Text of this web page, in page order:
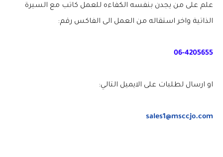
علم على من يجدن بنفسه الكفاءه للعمل كاتب مع السيرة
الذاتية واخر استقاله من العمل الى الفاكس رقم:
06-4205655
او ارسال لطلبات على الايميل التالي:
sales1@msccjo.com